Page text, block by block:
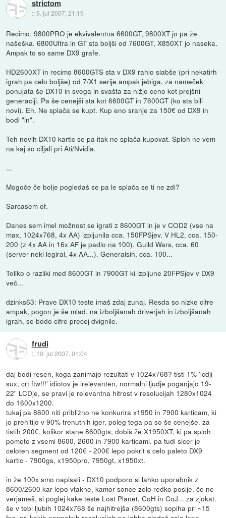
strictom
::9. jul 2007, 21:19
Recimo. 9800PRO je ekvivalentna 6600GT, 9800XT jo pa že
našeška. 6800Ultra in GT sta boljši od 7600GT, X850XT jo naseka.
Ampak to so same DX9 grafe.
HD2600XT in recimo 8600GTS sta v DX9 rahlo slabše (pri nekatirh
igrah pa celo boljše) od 7/X1 serije ampak jebiga, za nameček
ponujata še DX10 in svega in svašta za nižjo ceno kot prejšni
generaciji. Pa še cenejši sta kot 6600GT in 7600GT (ko sta bili
novi). Eh. Ne splača se kupt. Kup eno sranje za 150€ od DX9 in
bodi "in".
Teh novih DX10 kartic se pa itak ne splača kupovat. Sploh ne vem
na kaj so ciljali pri Ati/Nvidia.
...
Mogoče če bolje pogledaš se pa le splača se ti ne zdi?
Sarcasem of.
Danes sem imel možnost se igrati z 8600GT in je v COD2 (vse na
max, 1024x768, 4x AA) izpljunila cca. 150FPSjev. V HL2, cca. 150-
200 (z 4x AA in 16x AF je padlo na 100). Guild Wars, cca. 60
(server neki legiral, 4x AA...). Generalsih, cca. 100...
Toliko o razliki med 8600GT in 7900GT ki izpljune 20FPSjev v DX9
več...
dzinks63: Prave DX10 teste imaš zdaj zunaj. Resda so nizke cifre
ampak, pogon je še mlad, na izboljšanah driverjah in izboljšanah
igrah, se bodo cifre precej dvignile.
frudi
:: 10. jul 2007, 01:04
daj bodi resen, koga zanimajo rezultati v 1024x768? tisti 1% 'lcdji
sux, crt ftw!!!' idiotov je irelevanten, normalni ljudje poganjajo 19-
22" LCDje, se pravi je relevantna hitrost v resolucijah 1280x1024
do 1600x1200.
tukaj pa 8600 niti približno ne konkurira x1950 in 7900 karticam, ki
jo prehitijo v 90% trenutnih iger, poleg tega pa so še cenejše. za
tistih 200€, kolikor stane 8600gts, dobiš že X1950XT, ki pa sploh
pomete z vsemi 8600, 2600 in 7900 karticami. pa tudi sicer je
celoten segment od 120€ - 200€ lepo pokrit s celo paleto DX9
kartic - 7900gs, x1950pro, 7950gt, x1950xt.
in že 100x smo napisali - DX10 podporo si lahko uporabnik z
8600/2600 kar lepo vtakne, kamor sonce zelo redko posije. če ne
verjameš, si poglej kake teste Lost Planet, CoH in CoJ... za zjokat.
še v tebi ljubih 1024x768 še najhitrejša (8600gts) sopiha pri ~15